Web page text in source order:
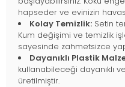
hapseder ve evinizin
Kolay Temizlik: Setin
Kum değişimi ve temizlik
sayesinde zahmetsizce
Dayanıklı Plastik
kullanabileceği dayanıklı
üretilmiştir.